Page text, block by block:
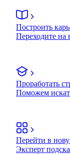
Построить
Переходите на
Проработать
Поможем
Перейти в
Эксперт